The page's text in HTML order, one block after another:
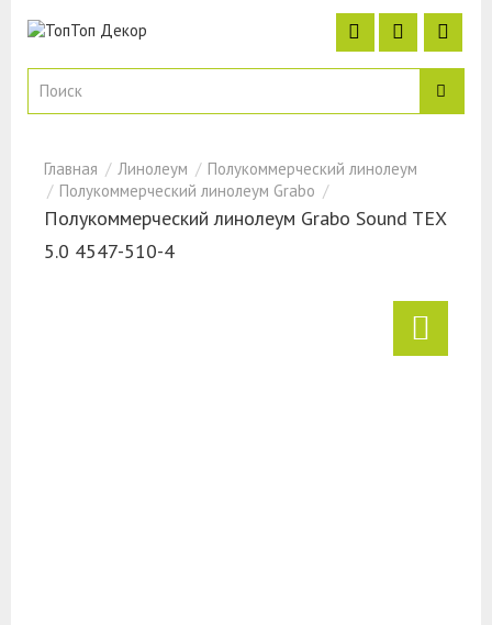
Линолеум
Полукоммерческий линолеум
Полукоммерческий линолеум Grabo
Полукоммерческий линолеум Grabo Sound TEX
5.0 4547-510-4